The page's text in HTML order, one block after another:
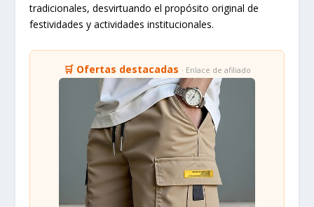
tradicionales, desvirtuando el propósito original de
festividades y actividades institucionales.
🛒 Ofertas destacadas · Enlace de afiliado